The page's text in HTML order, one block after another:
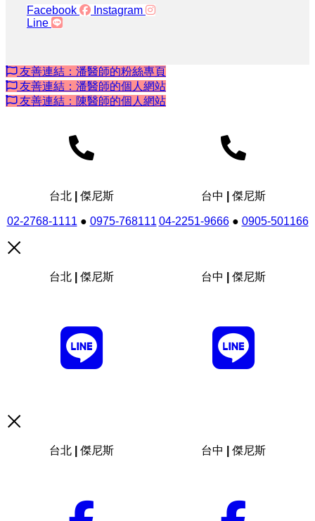
Facebook
Instagram
Line
友善連結：潘醫師的粉絲專頁
友善連結：潘醫師的個人網站
友善連結：陳醫師的個人網站
台北 | 傑尼斯
02-2768-1111 ● 0975-768111
台中 | 傑尼斯
04-2251-9666● 0905-501166
台北 | 傑尼斯 台中 | 傑尼斯
台北 | 傑尼斯 台中 | 傑尼斯